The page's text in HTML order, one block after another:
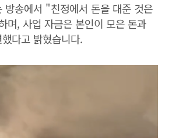
방송에서 "친정에서 돈을 대준 것은
며, 사업 자금은 본인이 모은 돈과
다고 밝혔습니다.